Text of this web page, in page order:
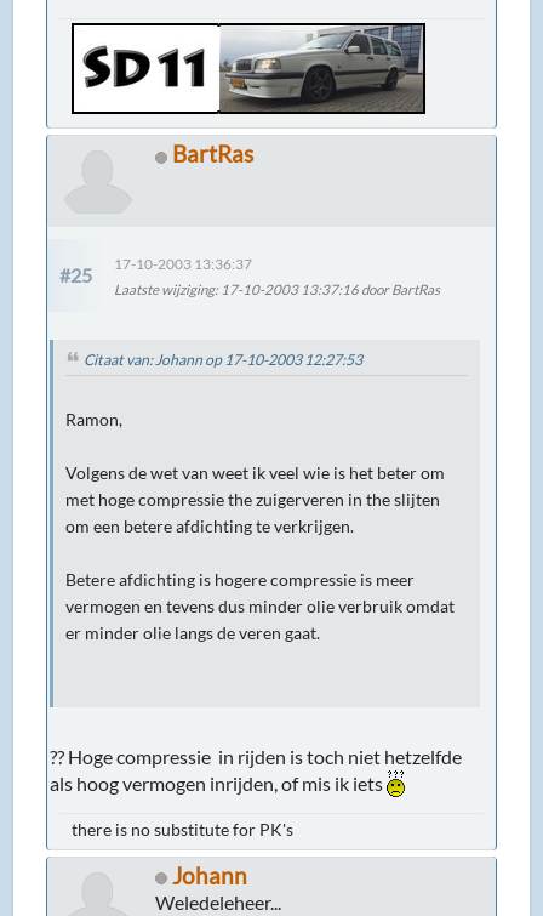
BartRas
#25
17-10-2003 13:36:37
Laatste wijziging: 17-10-2003 13:37:16 door BartRas
Citaat van: Johann op 17-10-2003 12:27:53
Ramon,
Volgens de wet van weet ik veel wie is het beter om
met hoge compressie the zuigerveren in the slijten
om een betere afdichting te verkrijgen.
Betere afdichting is hogere compressie is meer
vermogen en tevens dus minder olie verbruik omdat
er minder olie langs de veren gaat.
?? Hoge compressie in rijden is toch niet hetzelfde
als hoog vermogen inrijden, of mis ik iets
there is no substitute for PK's
Johann
Weledeleheer...